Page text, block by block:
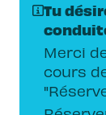
Tu
Merci
cours